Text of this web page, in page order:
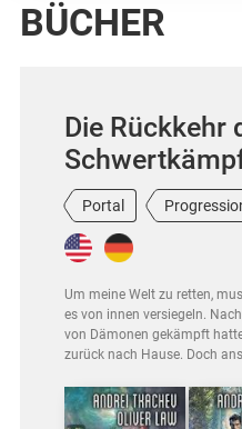
BÜCHER
Die Rückkehr
Portal
Um meine Welt zu retten,
es von innen versiegeln.
von Dämonen gekämpft
zurück nach Hause. Doch